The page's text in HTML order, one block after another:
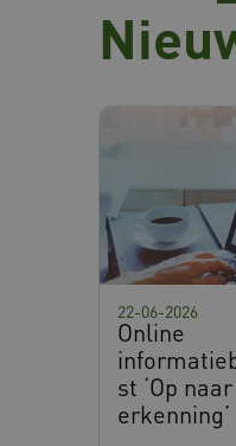
Online
st ‘Op naar
erkenning’
22-06-2026